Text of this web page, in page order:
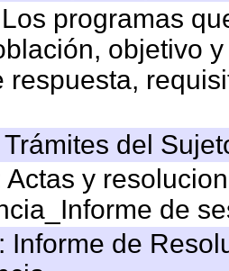
Los programas
objetivo
respuesta,
del
Actas y
de
Informe de